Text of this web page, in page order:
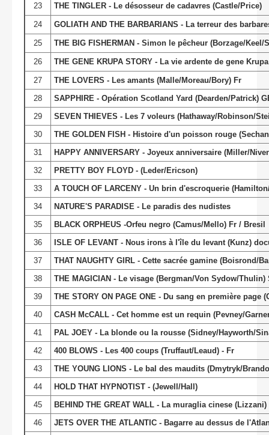
23 THE TINGLER - Le désosseur de cadavres (Castle/Price)
24 GOLIATH AND THE BARBARIANS - La terreur des
25 THE BIG FISHERMAN - Simon le pêcheur (Borzage/Keel/
26 THE GENE KRUPA STORY - La vie ardente de gene
27
THE LOVERS - Les amants (Malle/Moreau/Bory) Fr
28
SAPPHIRE - Opération Scotland Yard (Dearden/Patrick)
29
SEVEN THIEVES - Les 7 voleurs (Hathaway/Robinson/
30
THE GOLDEN FISH - Histoire d'un poisson rouge
31
HAPPY ANNIVERSARY - Joyeux anniversaire (Miller/
32
PRETTY BOY FLOYD - (Leder/Ericson)
33
A TOUCH OF LARCENY - Un brin d'escroquerie
34
NATURE'S PARADISE - Le paradis des nudistes
35
BLACK ORPHEUS -Orfeu negro (Camus/Mello) Fr / Bresil
36
ISLE OF LEVANT - Nous irons à l'île du levant (Kunz)
37
THAT NAUGHTY GIRL - Cette sacrée gamine (Boisrond/
38
THE MAGICIAN - Le visage (Bergman/Von Sydow/Thulin)
39
THE STORY ON PAGE ONE - Du sang en première page
40
CASH McCALL - Cet homme est un requin (Pevney/
41
PAL JOEY - La blonde ou la rousse (Sidney/Hayworth/
42
400 BLOWS - Les 400 coups (Truffaut/Leaud) - Fr
43
THE YOUNG LIONS - Le bal des maudits (Dmytryk/
44
HOLD THAT HYPNOTIST - (Jewell/Hall)
45
BEHIND THE GREAT WALL - La muraglia cinese
46
JETS OVER THE ATLANTIC - Bagarre au dessus de